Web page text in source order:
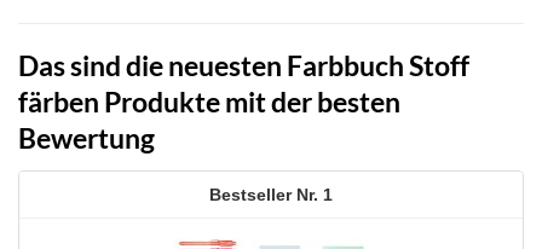
Das sind die neuesten Farbbuch Stoff
färben Produkte mit der besten
Bewertung
1